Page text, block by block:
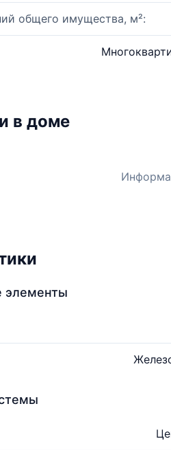
общего имущества, м²:
в доме
элементы